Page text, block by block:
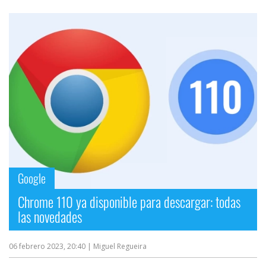
Google
Chrome 110 ya disponible para descargar: todas
las novedades
06 febrero 2023, 20:40 | Miguel Regueira